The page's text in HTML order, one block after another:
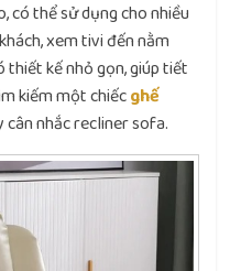
có thể sử dụng cho nhiều
xem tivi đến nằm
thiết kế nhỏ gọn, giúp tiết
kiếm một chiếcghế
cân nhắc recliner sofa.